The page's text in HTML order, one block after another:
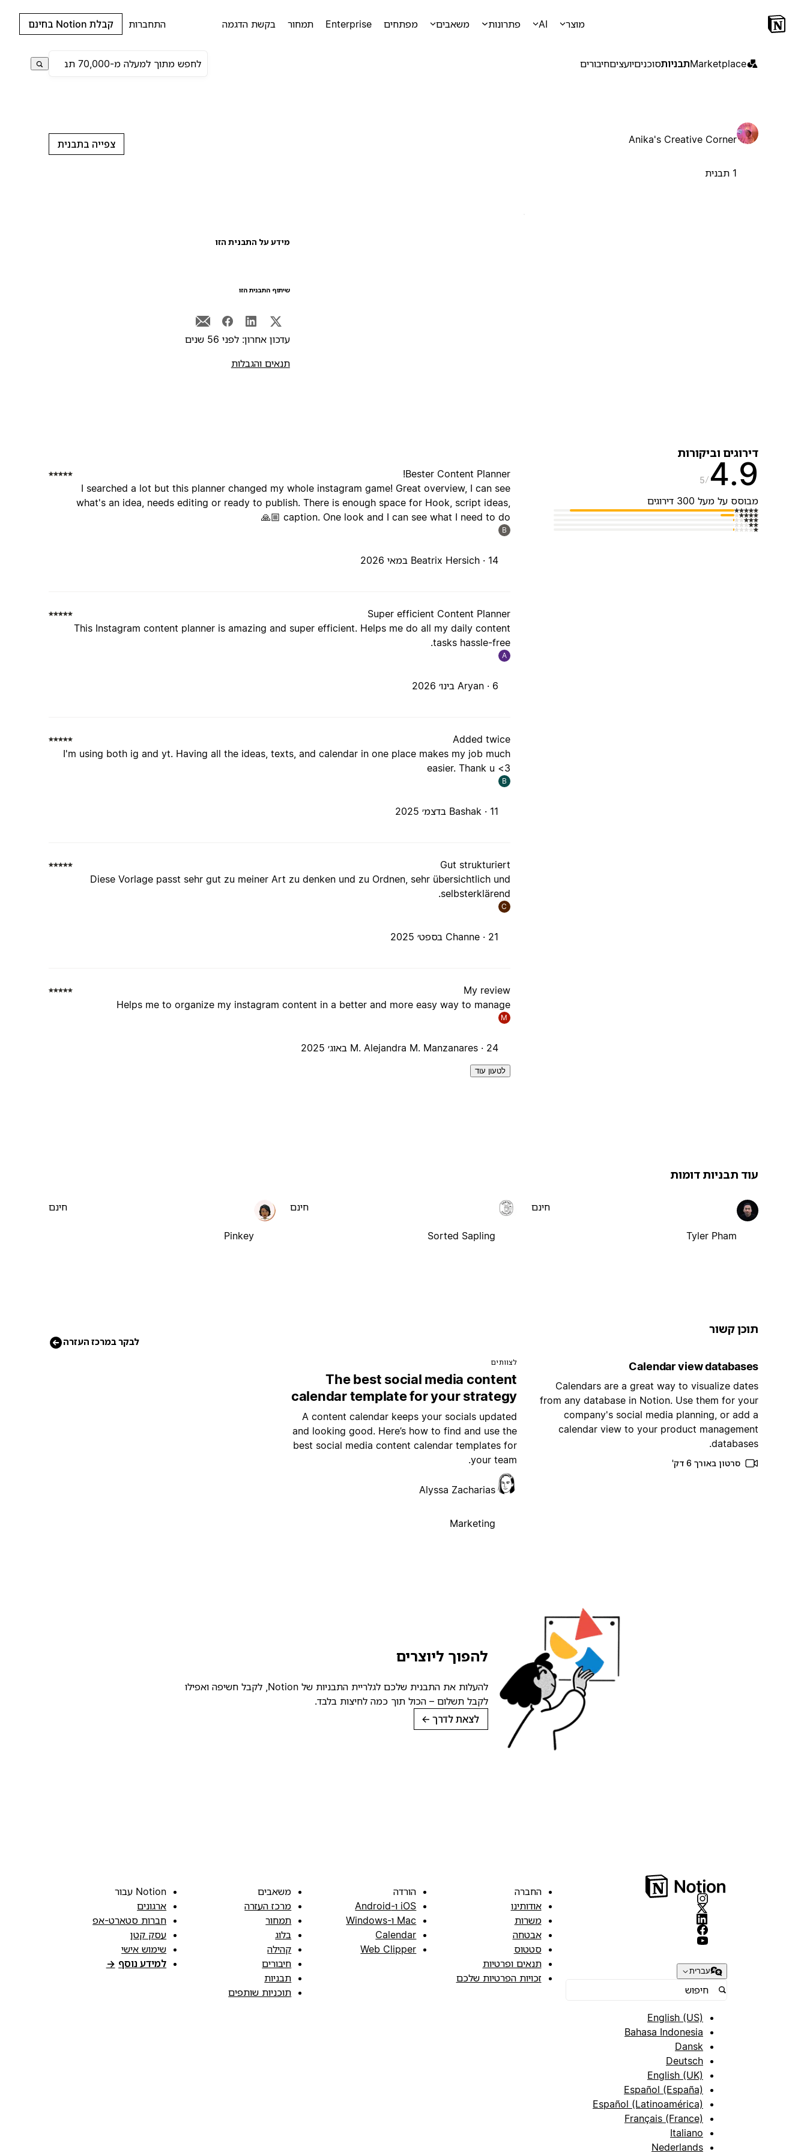
מוצר AI פתרונות משאבים מפתחים Enterprise תמחור בקשת הדגמה התחברות קבלת Notion בחינם
Marketplaceתבניותסוכניםיועציםחיבורים
Anika's Creative Corner
1 תבנית
צפייה בתבנית
מידע על התבנית הזו
שיתוף התבנית הזו
עדכון אחרון: לפני 56 שנים
תנאים והגבלות
דירוגים וביקורות
4.9
5
מבוסס על מעל 300 דירוגים
Bester Content Planner!
I searched a lot but this planner changed my whole instagram game! Great overview, I can see
what's an idea, needs editing or ready to publish. There is enough space for Hook, script ideas,
caption. One look and I can see what I need to do 🙏🏼
B
Beatrix Hersich · 14 במאי 2026
Super efficient Content Planner
This Instagram content planner is amazing and super efficient. Helps me do all my daily content
tasks hassle-free.
A
Aryan · 6 בינו׳ 2026
Added twice
I'm using both ig and yt. Having all the ideas, texts, and calendar in one place makes my job much
easier. Thank u <3
B
Bashak · 11 בדצמ׳ 2025
Gut strukturiert
Diese Vorlage passt sehr gut zu meiner Art zu denken und zu Ordnen, sehr übersichtlich und
selbsterklärend.
C
Channe · 21 בספט׳ 2025
My review
Helps me to organize my instagram content in a better and more easy way to manage
M
M. Alejandra M. Manzanares · 24 באוג׳ 2025
לטעון עוד
עוד תבניות דומות
Tyler Pham
חינם
Sorted Sapling
חינם
Pinkey
חינם
תוכן קשור
לבקר במרכז העזרה
Calendar view databases
Calendars are a great way to visualize dates
from any database in Notion. Use them for your
company's social media planning, or add a
calendar view to your product management
databases.
סרטון באורך 6 דק'
לצוותים
The best social media content
calendar template for your strategy
A content calendar keeps your socials updated
and looking good. Here’s how to find and use the
best social media content calendar templates for
your team.
Alyssa Zacharias
Marketing
להפוך ליוצרים
להעלות את התבנית שלכם לגלריית התבניות של Notion, לקבל חשיפה ואפילו
לקבל תשלום – הכול תוך כמה לחיצות בלבד.
לצאת לדרך →
עברית
English (US)
Bahasa Indonesia
Dansk
Deutsch
English (UK)
Español (España)
Español (Latinoamérica)
Français (France)
Italiano
Nederlands
החברה
אודותינו
משרות
אבטחה
סטטוס
תנאים ופרטיות
זכויות הפרטיות שלכם
הורדה
iOS ו-Android
Mac ו-Windows
Calendar
Web Clipper
משאבים
מרכז העזרה
תמחור
בלוג
קהילה
חיבורים
תבניות
תוכניות שותפים
Notion עבור
ארגונים
חברות סטארט-אפ
עסק קטן
שימוש אישי
למידע נוסף →